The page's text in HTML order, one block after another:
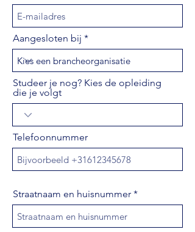
Aangesloten bij
Studeer je nog? Kies de opleiding
die je volgt
Telefoonnummer
Straatnaam en huisnummer